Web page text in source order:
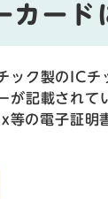
カード
ック製のIC
が記載され
の電子証明